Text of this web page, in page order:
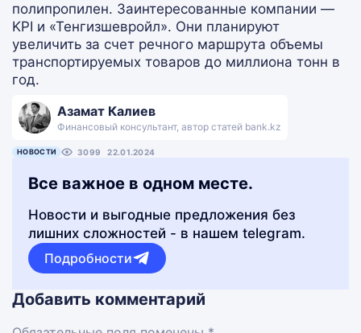
полипропилен. Заинтересованные компании —
KPI и «Тенгизшевройл». Они планируют
увеличить за счет речного маршрута объемы
транспортируемых товаров до миллиона тонн в
год.
Азамат Калиев
Финансовый консультант, автор статей bank.kz
НОВОСТИ 3099 22.01.2024
Все важное в одном месте.
Новости и выгодные предложения без
лишних сложностей - в нашем telegram.
Подробности
Добавить комментарий